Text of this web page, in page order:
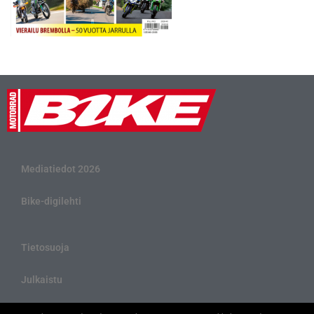
Mediatiedot 2026
Bike-digilehti
Tietosuoja
Julkaistu